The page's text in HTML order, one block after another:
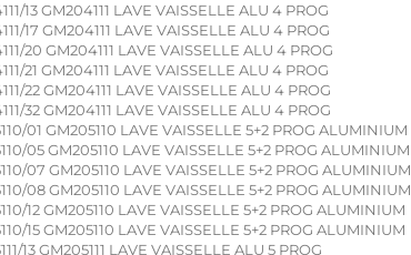
13 GM204111 LAVE VAISSELLE ALU 4 PROG
17 GM204111 LAVE VAISSELLE ALU 4 PROG
20 GM204111 LAVE VAISSELLE ALU 4 PROG
21 GM204111 LAVE VAISSELLE ALU 4 PROG
22 GM204111 LAVE VAISSELLE ALU 4 PROG
32 GM204111 LAVE VAISSELLE ALU 4 PROG
01 GM205110 LAVE VAISSELLE 5+2 PROG ALUMINIUM
05 GM205110 LAVE VAISSELLE 5+2 PROG ALUMINIUM
07 GM205110 LAVE VAISSELLE 5+2 PROG ALUMINIUM
08 GM205110 LAVE VAISSELLE 5+2 PROG ALUMINIUM
12 GM205110 LAVE VAISSELLE 5+2 PROG ALUMINIUM
15 GM205110 LAVE VAISSELLE 5+2 PROG ALUMINIUM
13 GM205111 LAVE VAISSELLE ALU 5 PROG